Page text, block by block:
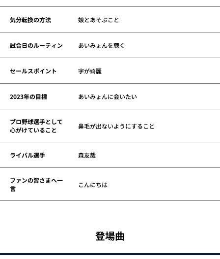
気分転換の方法 娘とあそぶこと
試合日のルーティン あいみょんを聴く
セールスポイント 字が綺麗
2023年の目標 あいみょんに会いたい
プロ野球選手として
心がけていること
鼻毛が出ないようにすること
ライバル選手 森友哉
ファンの皆さまへ一
言
こんにちは
登場曲